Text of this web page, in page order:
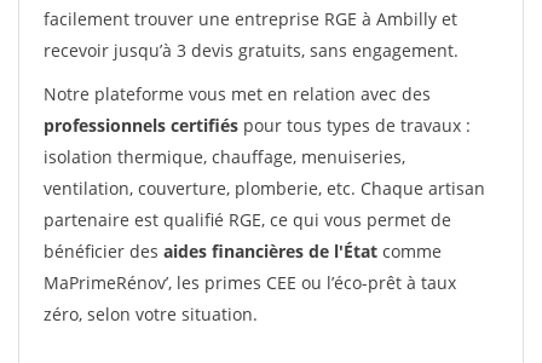
facilement trouver une entreprise RGE à Ambilly et
recevoir jusqu’à 3 devis gratuits, sans engagement.
Notre plateforme vous met en relation avec des
professionnels certifiés pour tous types de travaux :
isolation thermique, chauffage, menuiseries,
ventilation, couverture, plomberie, etc. Chaque artisan
partenaire est qualifié RGE, ce qui vous permet de
bénéficier des aides financières de l'État comme
MaPrimeRénov’, les primes CEE ou l’éco-prêt à taux
zéro, selon votre situation.